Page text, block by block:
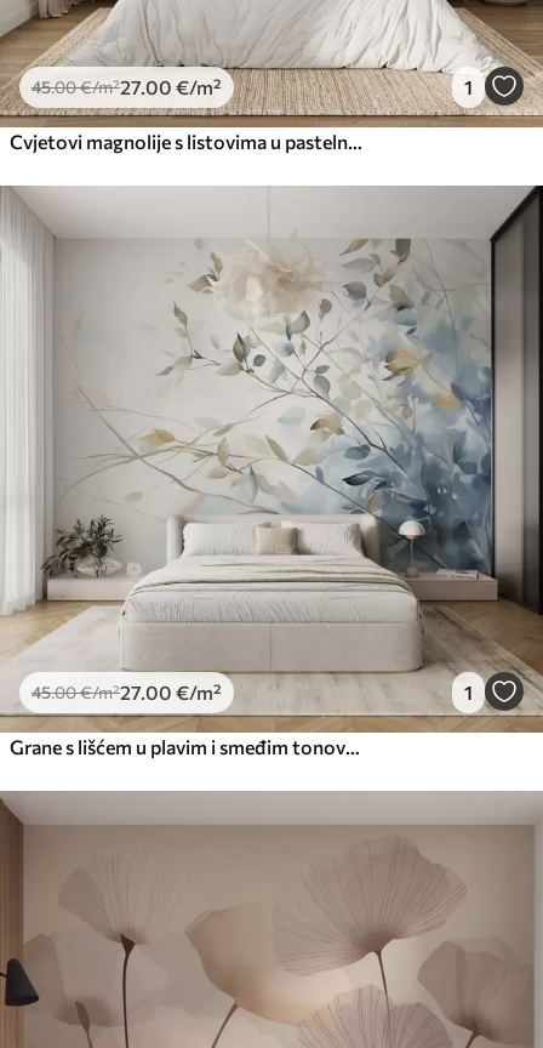
45.00€/m²27 .00 €/m² 1
45.00€/m²27 .00 €/m² 1